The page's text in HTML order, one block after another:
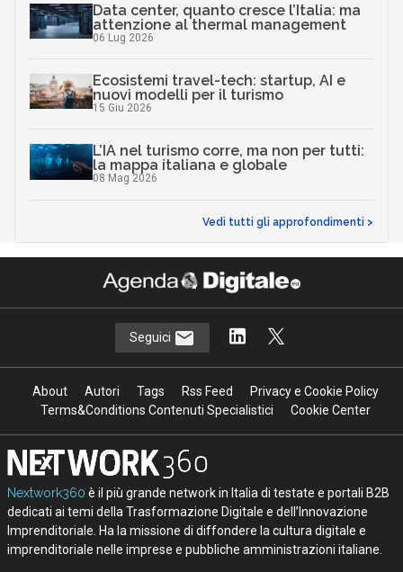
Data center, quanto cresce l’Italia: ma
attenzione al thermal management
06 Lug 2026
Ecosistemi travel-tech: startup, AI e
nuovi modelli per il turismo
15 Giu 2026
L’IA nel turismo corre, ma non per tutti:
la mappa italiana e globale
08 Mag 2026
Vedi tutti gli approfondimenti >
Seguici
About Autori Tags Rss Feed
Privacy e Cookie Policy
Terms&Conditions Contenuti Specialistici
Cookie Center
Nextwork360 è il più grande network in Italia di testate e portali B2B
dedicati ai temi della Trasformazione Digitale e dell’Innovazione
Imprenditoriale. Ha la missione di diffondere la cultura digitale e
imprenditoriale nelle imprese e pubbliche amministrazioni italiane.